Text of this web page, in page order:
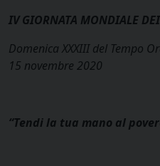
IV GIORNATA MONDIALE
Domenica XXXIII del Tempo
15 novembre 2020
“Tendi la tua mano al